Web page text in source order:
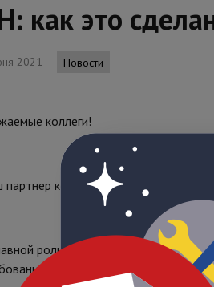
как это
2021 Новости
коллеги!
компания RUBEZH
роли - интерфейс R3-Link -
СП 484.1311500.2020,